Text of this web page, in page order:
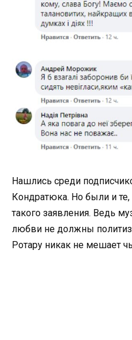
Нашлись среди
Кондратюка. Но были и
такого заявления. Ведь
любви не должны
Ротару никак не мешает